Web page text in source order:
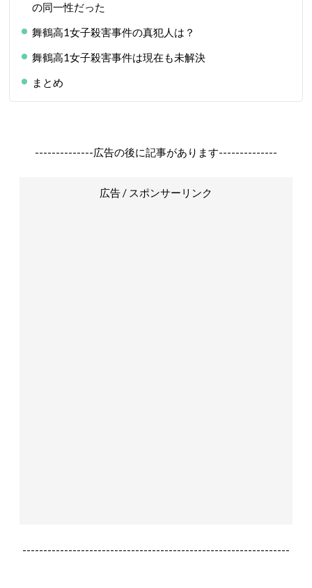
の同一性だった
舞鶴高1女子殺害事件の真犯人は？
舞鶴高1女子殺害事件は現在も未解決
まとめ
--------------広告の後に記事があります--------------
広告 / スポンサーリンク
----------------------------------------------------------------